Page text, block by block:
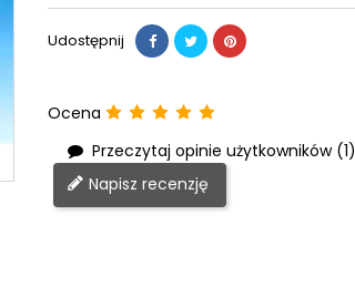
Udostępnij
Ocena
Przeczytaj opinie użytkowników (1)
Napisz recenzję